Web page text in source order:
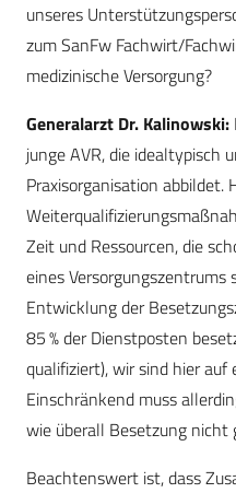
unseres
zum SanFw Fachwirt/
medizinische Versorgung?
Generalarzt Dr. Kalinowski:
junge AVR, die idealtypisch
Praxisorganisation abbildet.
Zeit und Ressourcen, die
eines Versorgungszentrums
Entwicklung der
85 % der Dienstposten
qualifiziert), wir sind hier auf
Einschränkend muss
wie überall Besetzung
Beachtenswert ist, dass